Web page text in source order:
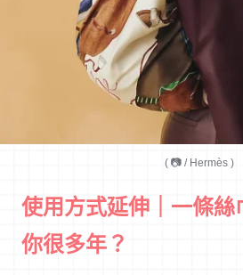
( 📷 / Hermès )
使用方式延伸｜一條絲
你很多年？